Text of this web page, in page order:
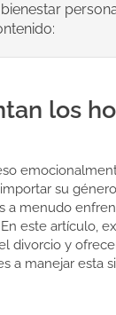
los
su
a menudo
este artículo,
divorcio y
a manejar esta